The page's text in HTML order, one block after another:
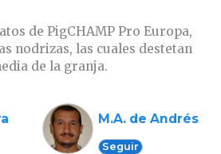
de PigCHAMP Pro Europa,
nodrizas, las cuales destetan
de la granja.
M.A. de Andrés
Seguir